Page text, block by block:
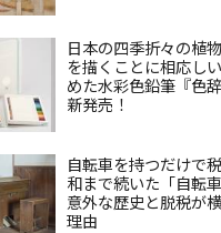
日本の四季折々の植
を描くことに相応し
めた水彩色鉛筆『色
新発売！
自転車を持つだけで
和まで続いた「自転
意外な歴史と脱税が
理由